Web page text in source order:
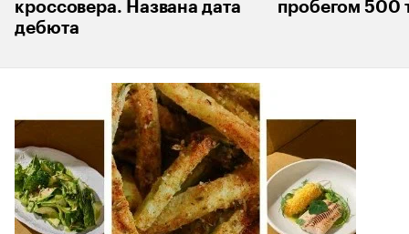
кроссовера. Названа дата
дебюта
пробегом 500